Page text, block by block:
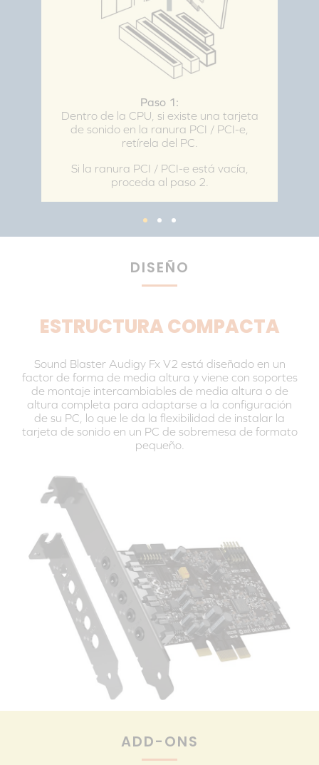
Paso 1:
Dentro de la CPU, si existe una tarjeta
de sonido en la ranura PCI / PCI-e,
retírela del PC.
Si la ranura PCI / PCI-e está vacía,
proceda al paso 2.
DISEÑO
ESTRUCTURA COMPACTA
Sound Blaster Audigy Fx V2 está diseñado en un
factor de forma de media altura y viene con soportes
de montaje intercambiables de media altura o de
altura completa para adaptarse a la configuración
de su PC, lo que le da la flexibilidad de instalar la
tarjeta de sonido en un PC de sobremesa de formato
pequeño.
ADD-ONS